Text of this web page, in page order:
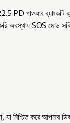
PD পাওয়ার ব্যাংকটি
অবস্থায় SOS মোড
যা নিশ্চিত করে আপনার